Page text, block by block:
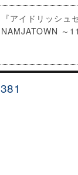
『アイドリッシ
NAMJATOWN ～
ペ
381